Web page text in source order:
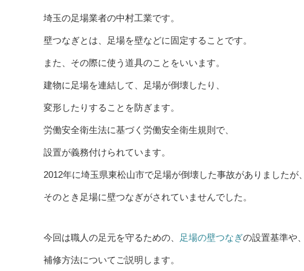
埼玉の足場業者の中村工業です。
壁つなぎとは、足場を壁などに固定することです。
また、その際に使う道具のことをいいます。
建物に足場を連結して、足場が倒壊したり、
変形したりすることを防ぎます。
労働安全衛生法に基づく労働安全衛生規則で、
設置が義務付けられています。
2012年に埼玉県東松山市で足場が倒壊した事故がありましたが、
そのとき足場に壁つなぎがされていませんでした。
今回は職人の足元を守るための、 足場の壁つなぎの設置基準や、
補修方法についてご説明します。